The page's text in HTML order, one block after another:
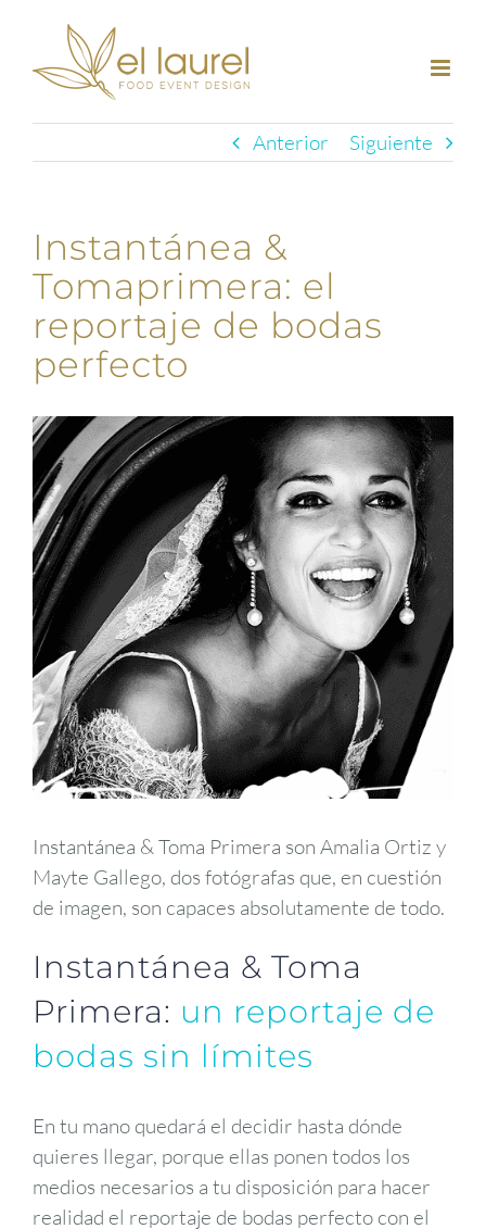
contenido
Anterior Siguiente
Instantánea &
Tomaprimera: el
reportaje de bodas
perfecto
Instantánea & Toma Primera son Amalia Ortiz y
Mayte Gallego, dos fotógrafas que, en cuestión
de imagen, son capaces absolutamente de todo.
Instantánea & Toma
Primera: un reportaje de
bodas sin límites
En tu mano quedará el decidir hasta dónde
quieres llegar, porque ellas ponen todos los
medios necesarios a tu disposición para hacer
realidad el reportaje de bodas perfecto con el